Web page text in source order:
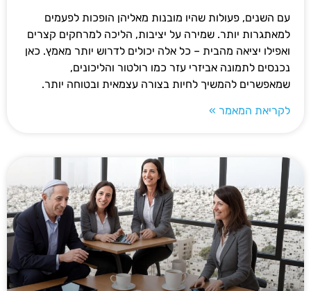
עם השנים, פעולות שהיו מובנות מאליהן הופכות לפעמים
למאתגרות יותר. שמירה על יציבות, הליכה למרחקים קצרים
ואפילו יציאה מהבית – כל אלה יכולים לדרוש יותר מאמץ. כאן
נכנסים לתמונה אביזרי עזר כמו רולטור והליכונים,
שמאפשרים להמשיך לחיות בצורה עצמאית ובטוחה יותר.
לקריאת המאמר »